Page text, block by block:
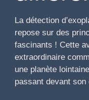
La détection
repose sur des
fascinants ! Cette
extraordinaire
une planète
passant devant son